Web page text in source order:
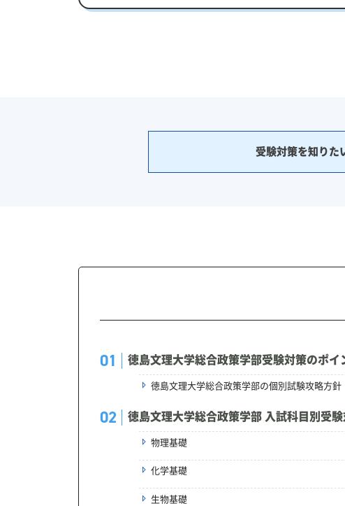
受験対策を知りた
徳島文理大学総合政策学部受験対策のポイ
徳島文理大学総合政策学部の個別試験攻略方針
徳島文理大学総合政策学部 入試科目別受
物理基礎
化学基礎
生物基礎